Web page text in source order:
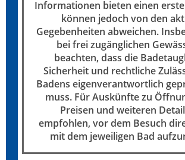
Informationen bieten einen
können jedoch von den
Gegebenheiten abweichen.
bei frei zugänglichen
beachten, dass die
Sicherheit und rechtliche
Badens eigenverantwortlich
muss. Für Auskünfte zu
Preisen und weiteren
empfohlen, vor dem Besuch
mit dem jeweiligen Bad